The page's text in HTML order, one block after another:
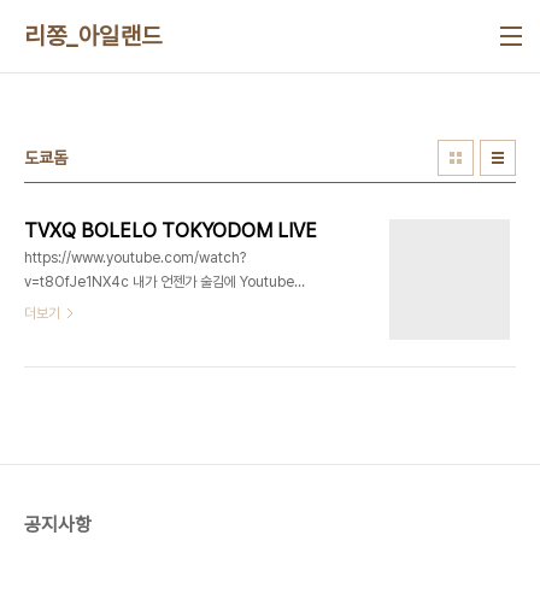
리쫑_아일랜드
도쿄돔
TVXQ BOLELO TOKYODOM LIVE
https://www.youtube.com/watch?
v=t8OfJe1NX4c 내가 언젠가 술김에 Youtube에
서 이노래를 들었는데 아진짜 제목이 전혀기억이안
더보기
공지사항